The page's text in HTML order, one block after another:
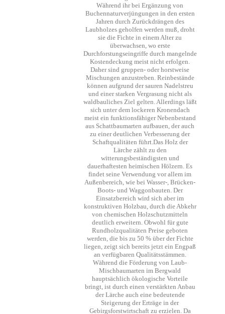
Während ihr bei Ergänzung von
Buchennaturverjüngungen in den ersten
Jahren durch Zurückdrängen des
Laubholzes geholfen werden muß, droht
sie die Fichte in einem Alter zu
überwachsen, wo erste
Durchforstungseingriffe durch mangelnde
Kostendeckung meist nicht erfolgen.
Daher sind gruppen- oder horstweise
Mischungen anzustreben. Reinbestände
können aufgrund der sauren Nadelstreu
und einer starken Vergrasung nicht als
waldbauliches Ziel gelten. Allerdings läßt
sich unter dem lockeren Kronendach
meist ein funktionsfähiger Nebenbestand
aus Schattbaumarten aufbauen, der auch
zu einer deutlichen Verbesserung der
Schaftqualitäten führt.Das Holz der
Lärche zählt zu den
witterungsbeständigsten und
dauerhaftesten heimischen Hölzern. Es
findet seine Verwendung vor allem im
Außenbereich, wie bei Wasser-, Brücken-
Boots- und Waggonbauten. Der
Einsatzbereich wird sich aber im
konstruktiven Holzbau, durch die Abkehr
von chemischen Holzschutzmitteln
deutlich erweitern. Obwohl für gute
Rundholzqualitäten Preise geboten
werden, die bis zu 50 % über der Fichte
liegen, zeigt sich bereits jetzt ein Engpaß
an verfügbaren Qualitätsstämmen.
Während die Förderung von Laub-
Mischbaumarten im Bergwald
hauptsächlich ökologische Vorteile
bringt, ist durch einen verstärkten Anbau
der Lärche auch eine bedeutende
Steigerung der Erträge in der
Gebirgsforstwirtschaft zu erzielen. Da